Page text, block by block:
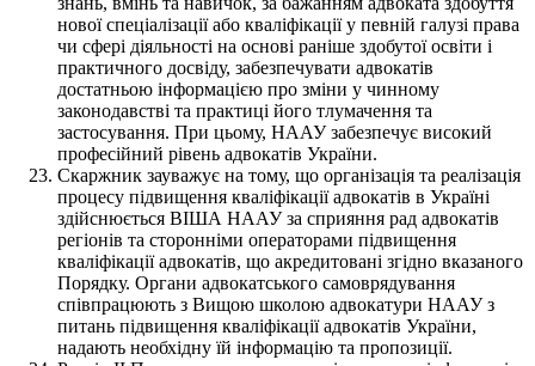
нової спеціалізації або кваліфікації у певній галузі права
чи сфері діяльності на основі раніше здобутої освіти і
практичного досвіду, забезпечувати адвокатів
достатньою інформацією про зміни у чинному
законодавстві та практиці його тлумачення та
застосування. При цьому, НААУ забезпечує високий
професійний рівень адвокатів України.
Скаржник зауважує на тому, що організація та реалізація
процесу підвищення кваліфікації адвокатів в Україні
здійснюється ВІША НААУ за сприяння рад адвокатів
регіонів та сторонніми операторами підвищення
кваліфікації адвокатів, що акредитовані згідно вказаного
Порядку. Органи адвокатського самоврядування
співпрацюють з Вищою школою адвокатури НААУ з
питань підвищення кваліфікації адвокатів України,
надають необхідну їй інформацію та пропозиції.